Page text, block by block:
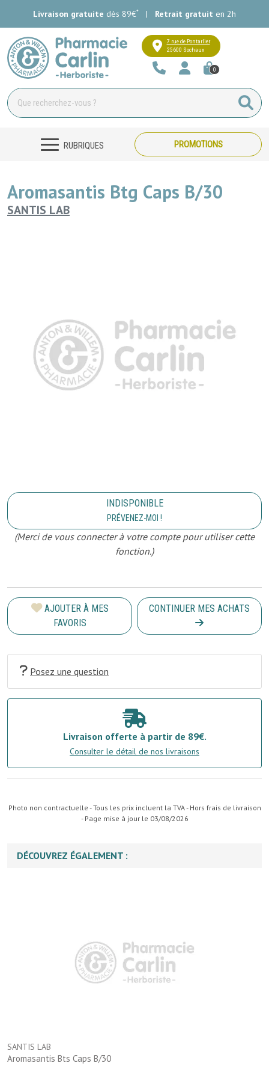
Livraison gratuite dès 89€* | Retrait gratuit en 2h
Pharmacie Carlin Votre
7 rue de Pontarlier
25600 Sochaux
0
RUBRIQUES PROMOTIONS
Aromasantis Btg Caps B/30
SANTIS LAB
INDISPONIBLE
PRÉVENEZ-MOI !
(Merci de vous connecter à votre compte pour utiliser cette
fonction.)
AJOUTER À MES
FAVORIS
CONTINUER MES ACHATS
Posez une question
Livraison offerte à partir de 89€.
Consulter le détail de nos livraisons
Photo non contractuelle - Tous les prix incluent la TVA - Hors frais de livraison
- Page mise à jour le 03/08/2026
DÉCOUVREZ ÉGALEMENT :
SANTIS LAB
Aromasantis Bts Caps B/30